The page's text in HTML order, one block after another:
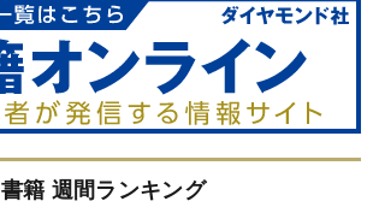
書籍 週間ランキング